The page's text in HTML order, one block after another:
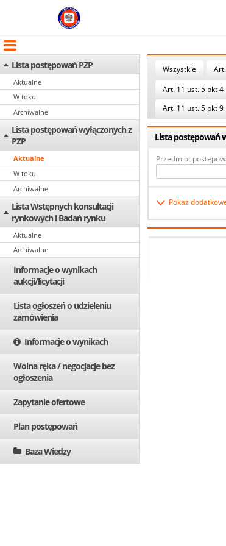
Lista postępowań PZP
Aktualne
W toku
Archiwalne
Lista postępowań wyłączonych z
PZP
Aktualne
W toku
Archiwalne
Lista Wstępnych konsultacji
rynkowych i Badań rynku
Aktualne
Archiwalne
Informacje o wynikach
aukcji/licytacji
Lista ogłoszeń o udzieleniu
zamówienia
Informacje o wynikach
Wolna ręka / negocjacje bez
ogłoszenia
Zapytanie ofertowe
Plan postępowań
Baza Wiedzy
Wszystkie
Art. 11 ust. 5 pkt 4
Art. 11 ust. 5 pkt 9
Lista postępowań
Przedmiot
Pokaż